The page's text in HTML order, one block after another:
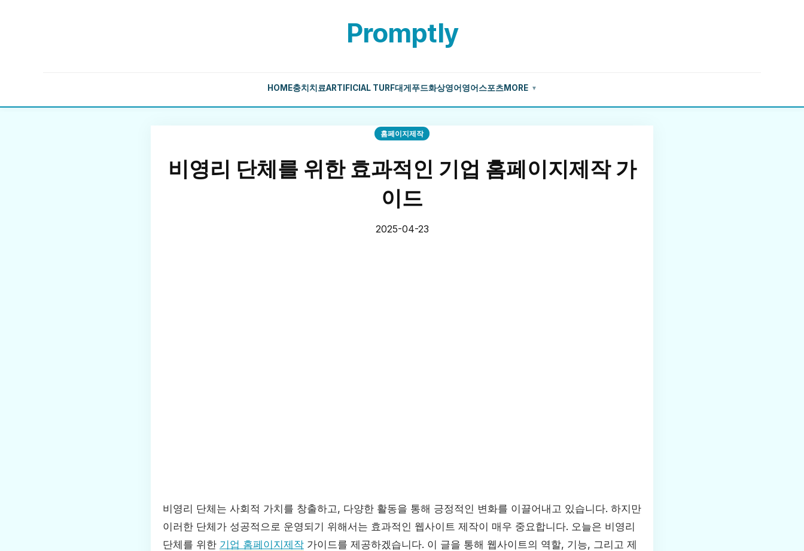
Promptly
HOME충치치료ARTIFICIAL TURF대게 푸드화상영어 영어 스포츠MORE ▼
홈페이지제작
비영리 단체를 위한 효과적인 기업 홈페이지제작 가
이드
2025-04-23
비영리 단체는 사회적 가치를 창출하고, 다양한 활동을 통해 긍정적인 변화를 이끌어내고 있습니다. 하지만
이러한 단체가 성공적으로 운영되기 위해서는 효과적인 웹사이트 제작이 매우 중요합니다. 오늘은 비영리
단체를 위한 기업 홈페이지제작 가이드를 제공하겠습니다. 이 글을 통해 웹사이트의 역할, 기능, 그리고 제